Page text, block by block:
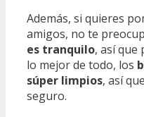
Además, si quieres
amigos, no te
es tranquilo, así que
lo mejor de todo, los
súper limpios, así
seguro.